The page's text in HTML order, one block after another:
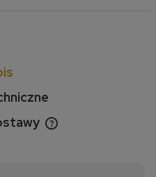
kosztów płatności